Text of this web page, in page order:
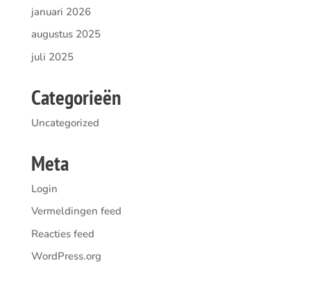
januari 2026
augustus 2025
juli 2025
Categorieën
Uncategorized
Meta
Login
Vermeldingen feed
Reacties feed
WordPress.org